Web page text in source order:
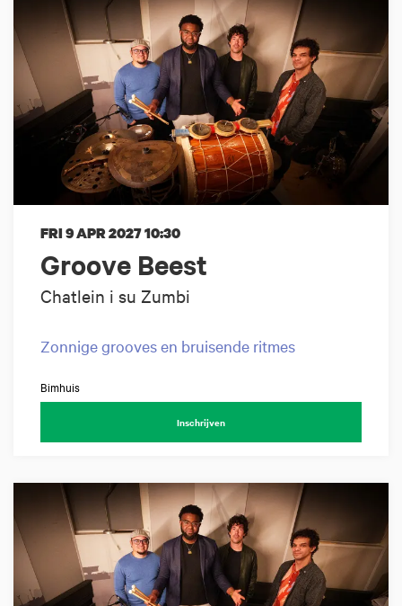
Groove Beest
Chatlein i su Zumbi
FRI 9 APR 202710:30
Zonnige grooves en bruisende ritmes
Bimhuis
Inschrijven